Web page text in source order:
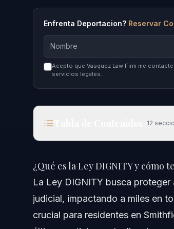
Enfrenta Deportacion? Reservar
Acepto que Vasquez Law Firm me
servicios legales.
12
Respuesta rápida
Comprendiendo la Ley DIGNITY
Lo que establece la ley
¿Qué es la Ley DIGNITY y cómo
La Ley DIGNITY busca
judicial, impactando a miles en
crucial para residentes en